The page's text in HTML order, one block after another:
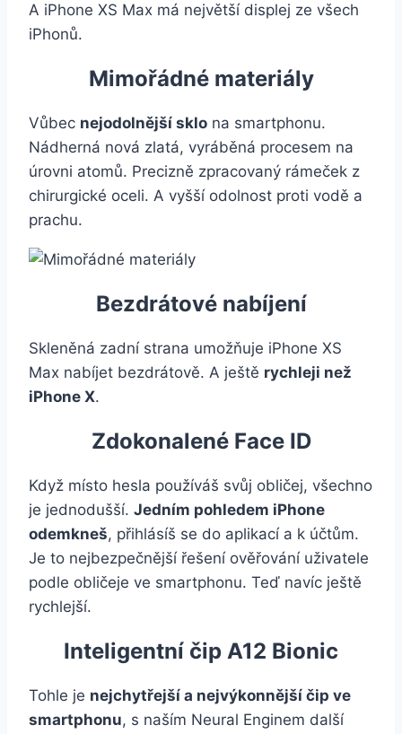
A iPhone XS Max má největší displej ze všech
iPhonů.
Mimořádné materiály
Vůbec nejodolnější sklo na smartphonu.
Nádherná nová zlatá, vyráběná procesem na
úrovni atomů. Precizně zpracovaný rámeček z
chirurgické oceli. A vyšší odolnost proti vodě a
prachu.
Bezdrátové nabíjení
Skleněná zadní strana umožňuje iPhone XS
Max nabíjet bezdrátově. A ještě rychleji než
iPhone X.
Zdokonalené Face ID
Když místo hesla používáš svůj obličej, všechno
je jednodušší. Jedním pohledem iPhone
odemkneš, přihlásíš se do aplikací a k účtům.
Je to nejbezpečnější řešení ověřování uživatele
podle obličeje ve smartphonu. Teď navíc ještě
rychlejší.
Inteligentní čip A12 Bionic
Tohle je nejchytřejší a nejvýkonnější čip ve
smartphonu, s naším Neural Enginem další